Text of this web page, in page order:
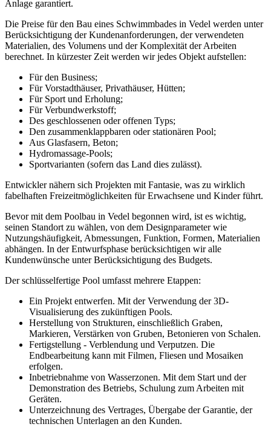
Anlage garantiert.
Die Preise für den Bau eines Schwimmbades in Vedel werden unter
Berücksichtigung der Kundenanforderungen, der verwendeten
Materialien, des Volumens und der Komplexität der Arbeiten
berechnet. In kürzester Zeit werden wir jedes Objekt aufstellen:
Für den Business;
Für Vorstadthäuser, Privathäuser, Hütten;
Für Sport und Erholung;
Für Verbundwerkstoff;
Des geschlossenen oder offenen Typs;
Den zusammenklappbaren oder stationären Pool;
Aus Glasfasern, Beton;
Hydromassage-Pools;
Sportvarianten (sofern das Land dies zulässt).
Entwickler nähern sich Projekten mit Fantasie, was zu wirklich
fabelhaften Freizeitmöglichkeiten für Erwachsene und Kinder führt.
Bevor mit dem Poolbau in Vedel begonnen wird, ist es wichtig,
seinen Standort zu wählen, von dem Designparameter wie
Nutzungshäufigkeit, Abmessungen, Funktion, Formen, Materialien
abhängen. In der Entwurfsphase berücksichtigen wir alle
Kundenwünsche unter Berücksichtigung des Budgets.
Der schlüsselfertige Pool umfasst mehrere Etappen:
Ein Projekt entwerfen. Mit der Verwendung der 3D-
Visualisierung des zukünftigen Pools.
Herstellung von Strukturen, einschließlich Graben,
Markieren, Verstärken von Gruben, Betonieren von Schalen.
Fertigstellung - Verblendung und Verputzen. Die
Endbearbeitung kann mit Filmen, Fliesen und Mosaiken
erfolgen.
Inbetriebnahme von Wasserzonen. Mit dem Start und der
Demonstration des Betriebs, Schulung zum Arbeiten mit
Geräten.
Unterzeichnung des Vertrages, Übergabe der Garantie, der
technischen Unterlagen an den Kunden.